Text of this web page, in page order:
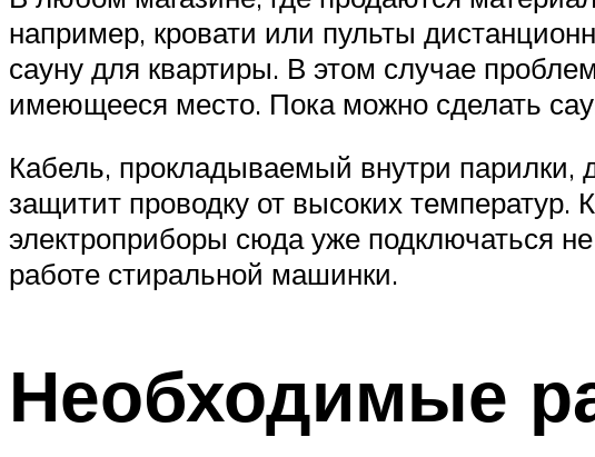
например, кровати или пульты
сауну для квартиры. В этом случае
имеющееся место. Пока можно сделать
Кабель, прокладываемый внутри парилки,
защитит проводку от высоких
электроприборы сюда уже подключаться
работе стиральной машинки.
Необходимые